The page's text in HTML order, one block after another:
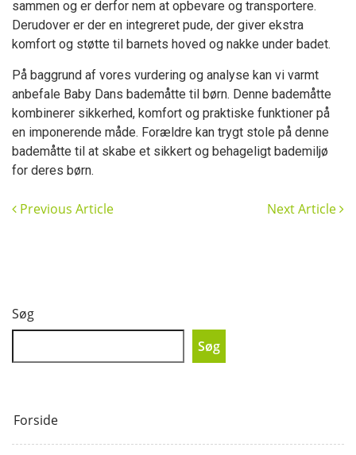
sammen og er derfor nem at opbevare og transportere.
Derudover er der en integreret pude, der giver ekstra
komfort og støtte til barnets hoved og nakke under badet.
På baggrund af vores vurdering og analyse kan vi varmt
anbefale Baby Dans bademåtte til børn. Denne bademåtte
kombinerer sikkerhed, komfort og praktiske funktioner på
en imponerende måde. Forældre kan trygt stole på denne
bademåtte til at skabe et sikkert og behageligt bademiljø
for deres børn.
Previous Article Next Article
Søg
Søg
Forside